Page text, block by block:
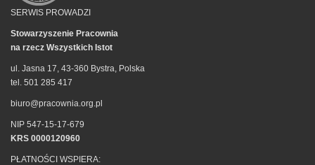
SERWIS PROWADZI
Stowarzyszenie Pracownia
na rzecz Wszystkich Istot
ul. Jasna 17, 43-360 Bystra, Polska
tel. 501 285 417
biuro@pracownia.org.pl
NIP 547-15-17-679
KRS 0000120960
PŁATNOŚCI WSPIERA: